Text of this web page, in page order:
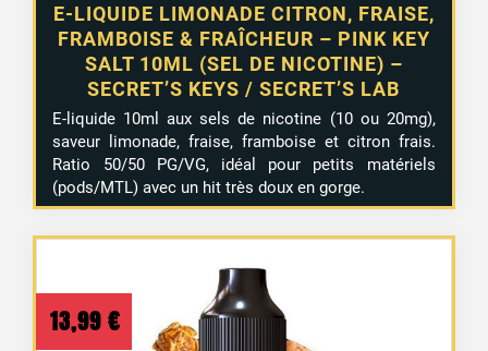
E-LIQUIDE LIMONADE CITRON, FRAISE,
FRAMBOISE & FRAÎCHEUR – PINK KEY
SALT 10ML (SEL DE NICOTINE) –
SECRET’S KEYS / SECRET’S LAB
E-liquide 10ml aux sels de nicotine (10 ou 20mg),
saveur limonade, fraise, framboise et citron frais.
Ratio 50/50 PG/VG, idéal pour petits matériels
(pods/MTL) avec un hit très doux en gorge.
13,99 €